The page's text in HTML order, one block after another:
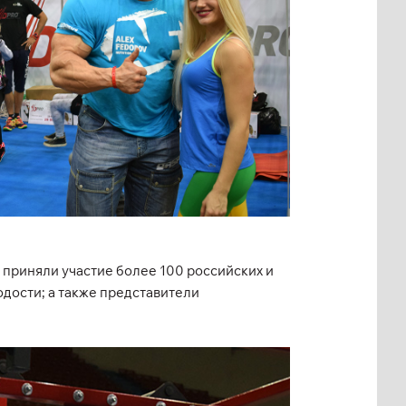
участие более 100 российских и
а также представители